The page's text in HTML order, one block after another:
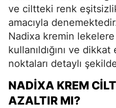
ve ciltteki renk
amacıyla
Nadixa kremin
kullanıldığını ve
noktaları detaylı
NADIXA KREM
AZALTIR MI?